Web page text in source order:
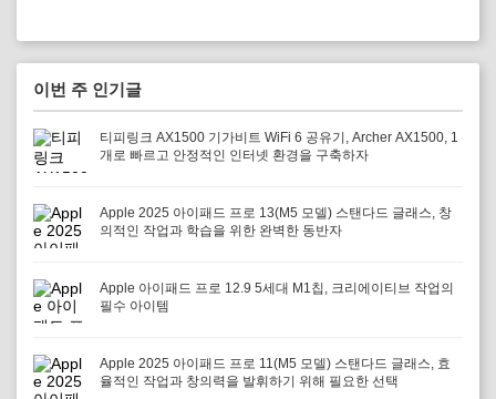
이번 주 인기글
티피링크 AX1500 기가비트 WiFi 6 공유기, Archer AX1500, 1
개로 빠르고 안정적인 인터넷 환경을 구축하자
Apple 2025 아이패드 프로 13(M5 모델) 스탠다드 글래스, 창
의적인 작업과 학습을 위한 완벽한 동반자
Apple 아이패드 프로 12.9 5세대 M1칩, 크리에이티브 작업의
필수 아이템
Apple 2025 아이패드 프로 11(M5 모델) 스탠다드 글래스, 효
율적인 작업과 창의력을 발휘하기 위해 필요한 선택